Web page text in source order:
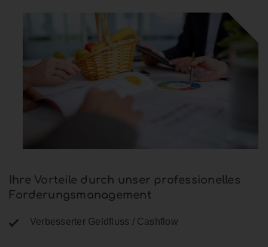
Ihre Vorteile durch unser professionelles
Forderungsmanagement
Verbesserter Geldfluss / Cashflow